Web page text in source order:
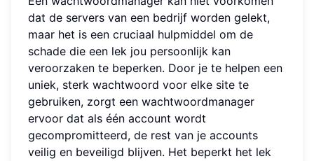
dat de servers van een bedrijf worden gelekt,
maar het is een cruciaal hulpmiddel om de
schade die een lek jou persoonlijk kan
veroorzaken te beperken. Door je te helpen een
uniek, sterk wachtwoord voor elke site te
gebruiken, zorgt een wachtwoordmanager
ervoor dat als één account wordt
gecompromitteerd, de rest van je accounts
veilig en beveiligd blijven. Het beperkt het lek